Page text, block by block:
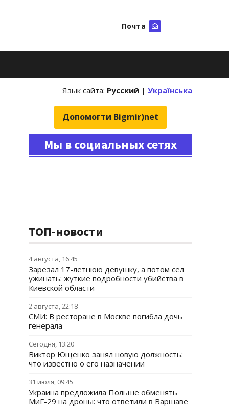
Почта
Язык сайта: Русский | Українська
Допомогти Bigmir)net
Мы в социальных сетях
ТОП-новости
4 августа, 16:45
Зарезал 17-летнюю девушку, а потом сел
ужинать: жуткие подробности убийства в
Киевской области
2 августа, 22:18
СМИ: В ресторане в Москве погибла дочь
генерала
Сегодня, 13:20
Виктор Ющенко занял новую должность:
что известно о его назначении
31 июля, 09:45
Украина предложила Польше обменять
МиГ-29 на дроны: что ответили в Варшаве